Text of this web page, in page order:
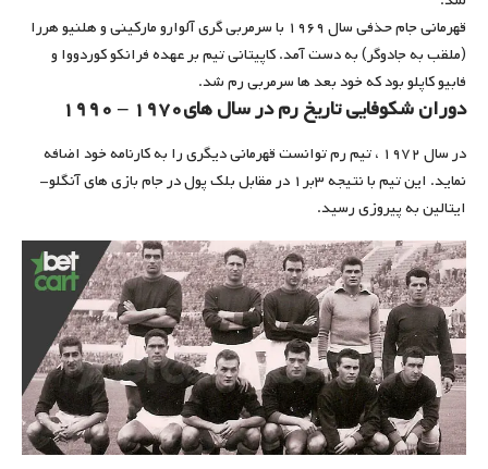
قهرمانی جام حذفی سال ۱۹۶۹ با سرمربی گری آلوارو مارکینی و هلنیو هررا
(ملقب به جادوگر) به دست آمد. کاپیتانی تیم بر عهده فرانکو کوردووا و
فابیو کاپلو بود که خود بعد ها سرمربی رم شد.
دوران شکوفایی تاریخ رم در سال های۱۹۷۰ – ۱۹۹۰
در سال ۱۹۷۲ ، تیم رم توانست قهرمانی دیگری را به کارنامه خود اضافه
نماید. این تیم با نتیجه ۳بر۱ در مقابل بلک پول در جام بازی های آنگلو-
ایتالین به پیروزی رسید.